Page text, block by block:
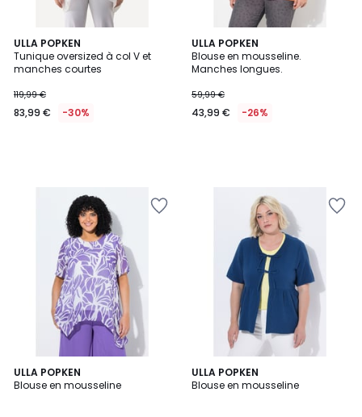
ULLA POPKEN
Tunique oversized à col V et
manches courtes
119,99 €
83,99 € -30%
ULLA POPKEN
Blouse en mousseline.
Manches longues.
59,99 €
43,99 € -26%
ULLA POPKEN
Blouse en mousseline
2
Couleurs
ULLA POPKEN
Blouse en mousseline
3
Couleurs